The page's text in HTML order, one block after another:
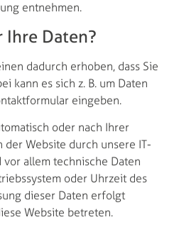
entnehmen.
Ihre Daten?
dadurch erhoben, dass Sie
kann es sich z. B. um Daten
eingeben.
oder nach Ihrer
der Website durch unsere IT-
vor allem technische Daten
oder Uhrzeit des
dieser Daten erfolgt
Website betreten.